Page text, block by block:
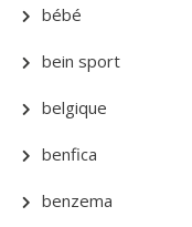
bébé
bein sport
belgique
benfica
benzema